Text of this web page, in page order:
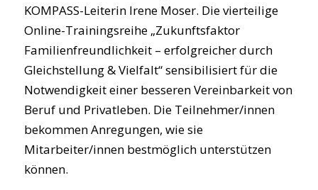
KOMPASS-Leiterin Irene Moser. Die vierteilige
Online-Trainingsreihe „Zukunftsfaktor
Familienfreundlichkeit – erfolgreicher durch
Gleichstellung & Vielfalt“ sensibilisiert für die
Notwendigkeit einer besseren Vereinbarkeit von
Beruf und Privatleben. Die Teilnehmer/innen
bekommen Anregungen, wie sie
Mitarbeiter/innen bestmöglich unterstützen
können.